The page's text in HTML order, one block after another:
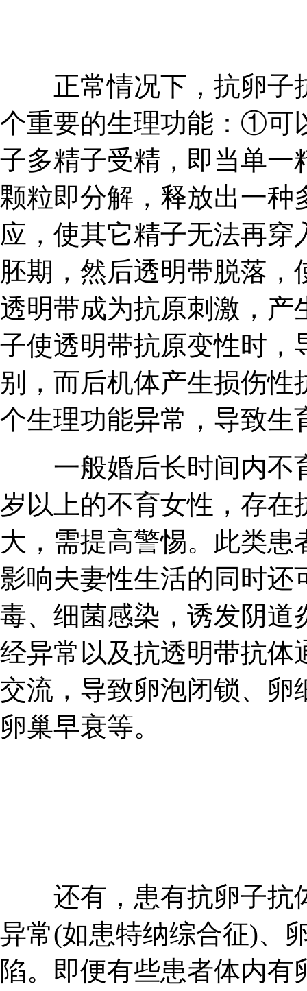
正常情况下，抗卵子
个重要的生理功能：①可
子多精子受精，即当单一
颗粒即分解，释放出一种
应，使其它精子无法再
胚期，然后透明带脱落
透明带成为抗原刺激，产
子使透明带抗原变性时，
别，而后机体产生损伤
个生理功能异常，导致生
一般婚后长时间内不
岁以上的不育女性，存在
大，需提高警惕。此类
影响夫妻性生活的同时还
毒、细菌感染，诱发阴道
经异常以及抗透明带抗体
交流，导致卵泡闭锁、卵
卵巢早衰等。
还有，患有抗卵子抗
异常(如患特纳综合征)、
陷。即便有些患者体内